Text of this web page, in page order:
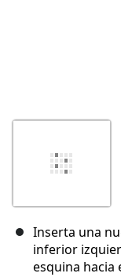
Inserta una
inferior
esquina hacia